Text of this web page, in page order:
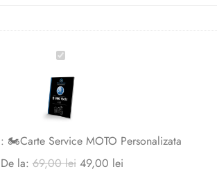
🏍️
Service
MOTO
Personalizata
🏍️Carte Service MOTO Personalizata
De la:69,00lei 49,00 lei